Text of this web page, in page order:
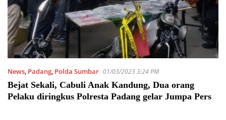
News, Padang, Polda Sumbar 01/03/2023 3:24 PM
Bejat Sekali, Cabuli Anak Kandung, Dua orang
Pelaku diringkus Polresta Padang gelar Jumpa Pers